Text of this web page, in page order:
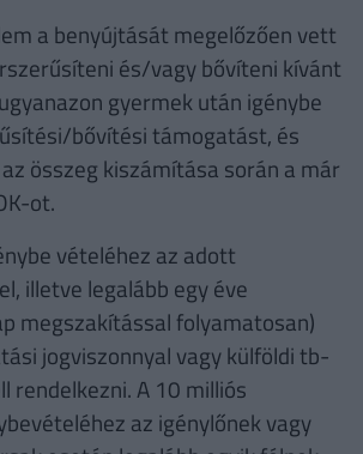
a benyújtását megelőzően vett
és/vagy bővíteni kívánt
gyermek után igénybe
bővítési támogatást, és
összeg kiszámítása során a már
ot.
vételéhez az adott
illetve legalább egy éve
megszakítással folyamatosan)
jogviszonnyal vagy külföldi tb-
rendelkezni. A 10 milliós
az igénylőnek vagy